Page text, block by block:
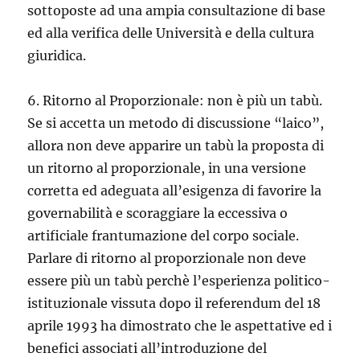
sottoposte ad una ampia consultazione di base
ed alla verifica delle Università e della cultura
giuridica.
6. Ritorno al Proporzionale: non è più un tabù.
Se si accetta un metodo di discussione “laico”,
allora non deve apparire un tabù la proposta di
un ritorno al proporzionale, in una versione
corretta ed adeguata all’esigenza di favorire la
governabilità e scoraggiare la eccessiva o
artificiale frantumazione del corpo sociale.
Parlare di ritorno al proporzionale non deve
essere più un tabù perchè l’esperienza politico-
istituzionale vissuta dopo il referendum del 18
aprile 1993 ha dimostrato che le aspettative ed i
benefici associati all’introduzione del